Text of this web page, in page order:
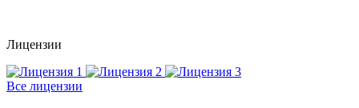
Лицензии
Все лицензии